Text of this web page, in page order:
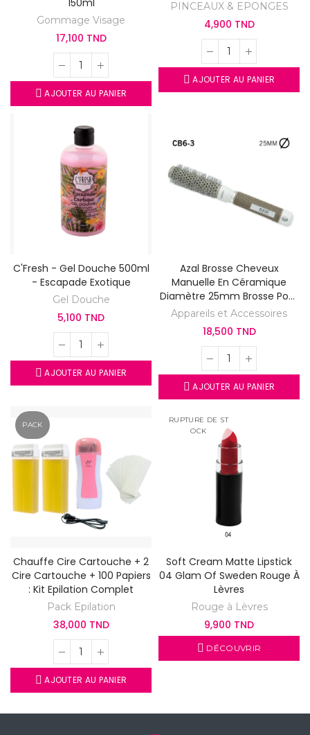
150ml
Gommage Visage
17,100 TND
AJOUTER AU PANIER
PINCEAUX & EPONGES
4,900 TND
AJOUTER AU PANIER
C'Fresh - Gel Douche 500ml
- Escapade Exotique
Gel Douche
5,100 TND
AJOUTER AU PANIER
Azal Brosse Cheveux
Manuelle En Céramique
Diamètre 25mm Brosse Pour
Coiffure
Appareils et Accessoires
18,500 TND
AJOUTER AU PANIER
PACK
Chauffe Cire Cartouche + 2
Cire Cartouche + 100 Papiers
: Kit Epilation Complet
Pack Epilation
38,000 TND
AJOUTER AU PANIER
RUPTURE DE ST
OCK
Soft Cream Matte Lipstick
04 Glam Of Sweden Rouge À
Lèvres
Rouge à Lèvres
9,900 TND
DÉCOUVRIR